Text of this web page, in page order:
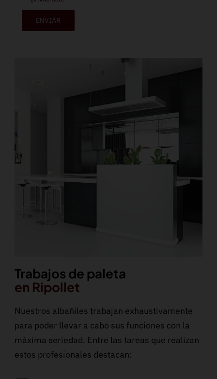
ENVIAR
Trabajos de paleta
en Ripollet
Nuestros albañiles trabajan exhaustivamente
para poder llevar a cabo sus funciones con la
máxima seriedad. Entre las tareas que realizan
estos profesionales destacan: